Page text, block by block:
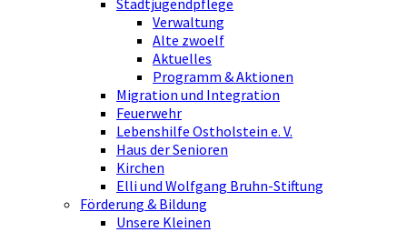
Verwaltung
Alte zwoelf
Aktuelles
Programm & Aktionen
Migration und Integration
Feuerwehr
Lebenshilfe Ostholstein e. V.
Haus der Senioren
Kirchen
Elli und Wolfgang Bruhn-Stiftung
Förderung & Bildung
Unsere Kleinen